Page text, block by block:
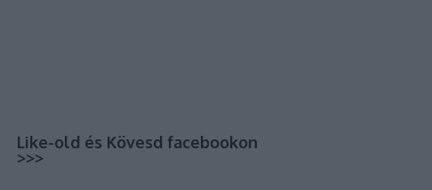
Like-old és Kövesd facebookon
>>>